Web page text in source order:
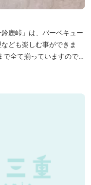
鹿峠」は、バーベキュー
ども楽しむ事ができま
りますので、釣ったその